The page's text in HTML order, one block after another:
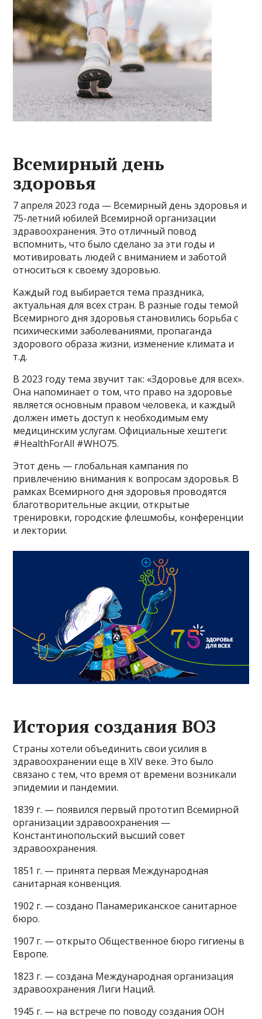
Всемирный день
здоровья
7 апреля 2023 года — Всемирный день здоровья и
75-летний юбилей Всемирной организации
здравоохранения. Это отличный повод
вспомнить, что было сделано за эти годы и
мотивировать людей с вниманием и заботой
относиться к своему здоровью.
Каждый год выбирается тема праздника,
актуальная для всех стран. В разные годы темой
Всемирного дня здоровья становились борьба с
психическими заболеваниями, пропаганда
здорового образа жизни, изменение климата и
т.д.
В 2023 году тема звучит так: «Здоровье для всех».
Она напоминает о том, что право на здоровье
является основным правом человека, и каждый
должен иметь доступ к необходимым ему
медицинским услугам. Официальные хештеги:
#HealthForAll #WHO75.
Этот день — глобальная кампания по
привлечению внимания к вопросам здоровья. В
рамках Всемирного дня здоровья проводятся
благотворительные акции, открытые
тренировки, городские флешмобы, конференции
и лектории.
История создания ВОЗ
Страны хотели объединить свои усилия в
здравоохранении еще в XIV веке. Это было
связано с тем, что время от времени возникали
эпидемии и пандемии.
1839 г. — появился первый прототип Всемирной
организации здравоохранения —
Константинопольский высший совет
здравоохранения.
1851 г. — принята первая Международная
санитарная конвенция.
1902 г. — создано Панамериканское санитарное
бюро.
1907 г. — открыто Общественное бюро гигиены в
Европе.
1823 г. — создана Международная организация
здравоохранения Лиги Наций.
1945 г. — на встрече по поводу создания ООН